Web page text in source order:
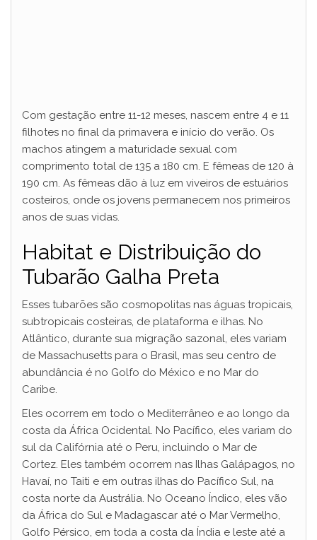
Com gestação entre 11-12 meses, nascem entre 4 e 11
filhotes no final da primavera e início do verão. Os
machos atingem a maturidade sexual com
comprimento total de 135 a 180 cm. E fêmeas de 120 à
190 cm. As fêmeas dão à luz em viveiros de estuários
costeiros, onde os jovens permanecem nos primeiros
anos de suas vidas.
Habitat e Distribuição do
Tubarão Galha Preta
Esses tubarões são cosmopolitas nas águas tropicais,
subtropicais costeiras, de plataforma e ilhas. No
Atlântico, durante sua migração sazonal, eles variam
de Massachusetts para o Brasil, mas seu centro de
abundância é no Golfo do México e no Mar do
Caribe.
Eles ocorrem em todo o Mediterrâneo e ao longo da
costa da África Ocidental. No Pacífico, eles variam do
sul da Califórnia até o Peru, incluindo o Mar de
Cortez. Eles também ocorrem nas Ilhas Galápagos, no
Havaí, no Taiti e em outras ilhas do Pacífico Sul, na
costa norte da Austrália. No Oceano Índico, eles vão
da África do Sul e Madagascar até o Mar Vermelho,
Golfo Pérsico, em toda a costa da Índia e leste até a